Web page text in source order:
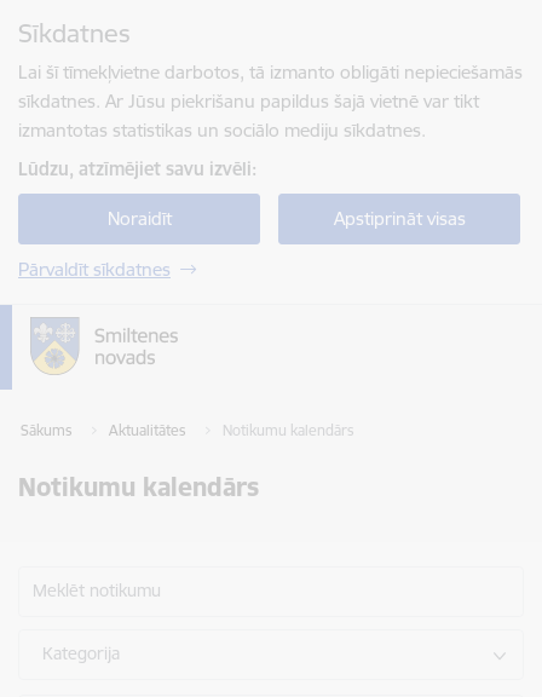
Sīkdatnes
Lai šī tīmekļvietne darbotos, tā izmanto obligāti nepieciešamās
sīkdatnes. Ar Jūsu piekrišanu papildus šajā vietnē var tikt
izmantotas statistikas un sociālo mediju sīkdatnes.
Lūdzu, atzīmējiet savu izvēli:
Noraidīt Apstiprināt visas
Pārvaldīt sīkdatnes
Sākums Aktualitātes Notikumu kalendārs
Notikumu kalendārs
Meklēt notikumu
Kategorija